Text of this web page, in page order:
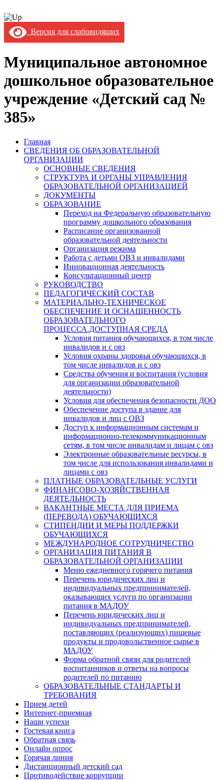
Версия для слабовидящих
Муниципальное автономное
дошкольное образовательное
учреждение «Детский сад №
385»
Главная
СВЕДЕНИЯ ОБ ОБРАЗОВАТЕЛЬНОЙ
ОРГАНИЗАЦИИ
ОСНОВНЫЕ СВЕДЕНИЯ
СТРУКТУРА И ОРГАНЫ УПРАВЛЕНИЯ
ОБРАЗОВАТЕЛЬНОЙ ОРГАНИЗАЦИЕЙ
ДОКУМЕНТЫ
ОБРАЗОВАНИЕ
Переход на Федеральную образовательную
программу дошкольного образования
Расписание организованной
образовательной деятельности
Организация режима
Работа с детьми ОВЗ и инвалидами
Инновационная деятельность
Консультационный центр
РУКОВОДСТВО
ПЕДАГОГИЧЕСКИЙ СОСТАВ
МАТЕРИАЛЬНО-ТЕХНИЧЕСКОЕ
ОБЕСПЕЧЕНИЕ И ОСНАЩЕННОСТЬ
ОБРАЗОВАТЕЛЬНОГО
ПРОЦЕССА.ДОСТУПНАЯ СРЕДА
Условия питания обучающихся, в том числе
инвалидов и с овз
Условия охраны здоровья обучающихся, в
том числе инвалидов и с овз
Средства обучения и воспитания (условия
для организации образовательной
деятельности)
Условия для обеспечения безопасности ДОО
Обеспечение доступа в здание для
инвалидов и лиц с ОВЗ
Доступ к информационным системам и
информационно-телекоммуникационным
сетям, в том числе инвалидам и лицам с овз
Электронные образовательные ресурсы, в
том числе для использования инвалидами и
лицами с овз
ПЛАТНЫЕ ОБРАЗОВАТЕЛЬНЫЕ УСЛУГИ
ФИНАНСОВО-ХОЗЯЙСТВЕННАЯ
ДЕЯТЕЛЬНОСТЬ
ВАКАНТНЫЕ МЕСТА ДЛЯ ПРИЕМА
(ПЕРЕВОДА) ОБУЧАЮЩИХСЯ
СТИПЕНДИИ И МЕРЫ ПОДДЕРЖКИ
ОБУЧАЮЩИХСЯ
МЕЖДУНАРОДНОЕ СОТРУДНИЧЕСТВО
ОРГАНИЗАЦИЯ ПИТАНИЯ В
ОБРАЗОВАТЕЛЬНОЙ ОРГАНИЗАЦИИ
Меню ежедневного горячего питания
Перечень юридических лиц и
индивидуальных предпринимателей,
оказывающих услуги по организации
питания в МАДОУ
Перечень юридических лиц и
индивидуальных предпринимателей,
поставляющих (реализующих) пищевые
продукты и продовольственное сырье в
МАДОУ
Форма обратной связи для родителей
воспитанников и ответы на вопросы
родителей по питанию
ОБРАЗОВАТЕЛЬНЫЕ СТАНДАРТЫ И
ТРЕБОВАНИЯ
Прием детей
Интернет-приемная
Наши успехи
Гостевая книга
Обратная связь
Онлайн опрос
Горячая линия
Дистанционный детский сад
Противодействие коррупции